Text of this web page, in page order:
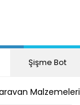
Şişme Bot
Malzemeleri